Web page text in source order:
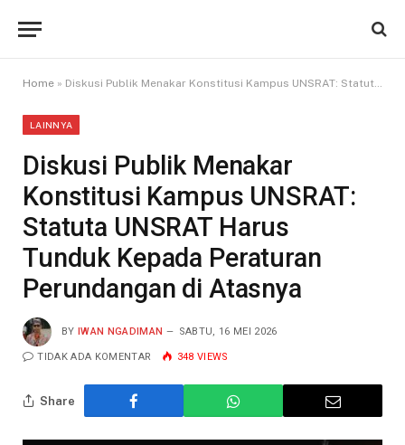
Home » Diskusi Publik Menakar Konstitusi Kampus UNSRAT: Statuta UNSRAT Harus Tunduk Kepada Peraturan Perundangan di Atasnya
LAINNYA
Diskusi Publik Menakar
Konstitusi Kampus UNSRAT:
Statuta UNSRAT Harus
Tunduk Kepada Peraturan
Perundangan di Atasnya
BY IWAN NGADIMAN SABTU, 16 MEI 2026
TIDAK ADA KOMENTAR 348 VIEWS
Share